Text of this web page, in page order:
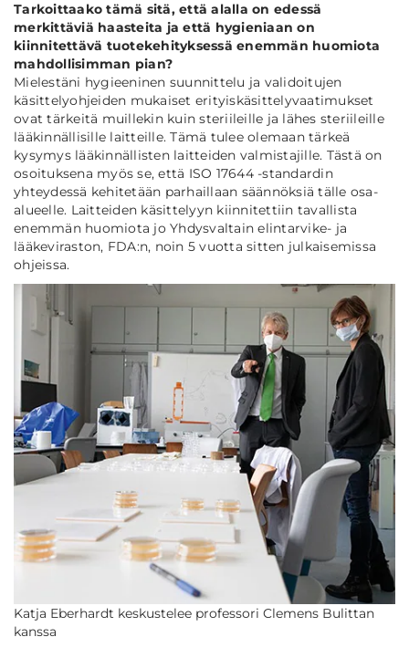
Tarkoittaako tämä sitä, että alalla on edessä
merkittäviä haasteita ja että hygieniaan on
kiinnitettävä tuotekehityksessä enemmän huomiota
mahdollisimman pian?
Mielestäni hygieeninen suunnittelu ja validoitujen
käsittelyohjeiden mukaiset erityiskäsittelyvaatimukset
ovat tärkeitä muillekin kuin steriileille ja lähes steriileille
lääkinnällisille laitteille. Tämä tulee olemaan tärkeä
kysymys lääkinnällisten laitteiden valmistajille. Tästä on
osoituksena myös se, että ISO 17644 -standardin
yhteydessä kehitetään parhaillaan säännöksiä tälle osa-
alueelle. Laitteiden käsittelyyn kiinnitettiin tavallista
enemmän huomiota jo Yhdysvaltain elintarvike- ja
lääkeviraston, FDA:n, noin 5 vuotta sitten julkaisemissa
ohjeissa.
Katja Eberhardt keskustelee professori Clemens Bulittan
kanssa